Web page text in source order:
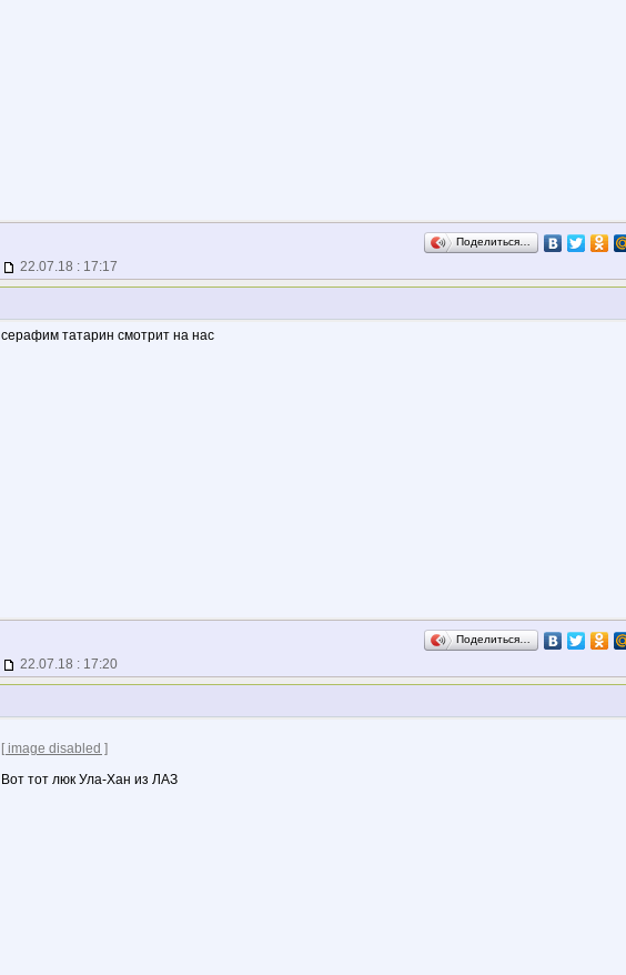
Поделиться…
22.07.18 : 17:17
серафим татарин смотрит на нас
Поделиться…
22.07.18 : 17:20
[ image disabled ]
Вот тот люк Ула-Хан из ЛАЗ